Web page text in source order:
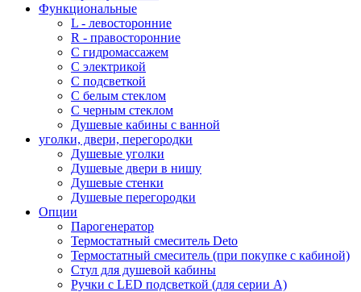
Функциональные
L - левосторонние
R - правосторонние
С гидромассажем
С электрикой
С подсветкой
С белым стеклом
С черным стеклом
Душевые кабины с ванной
уголки, двери, перегородки
Душевые уголки
Душевые двери в нишу
Душевые стенки
Душевые перегородки
Опции
Парогенератор
Термостатный смеситель Deto
Термостатный смеситель (при покупке с кабиной)
Стул для душевой кабины
Ручки с LED подсветкой (для серии A)